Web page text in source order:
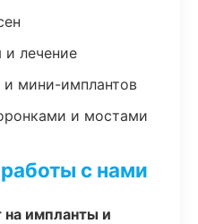
и лечение
и мини-имплантов
и мостами
с нами
на импланты и